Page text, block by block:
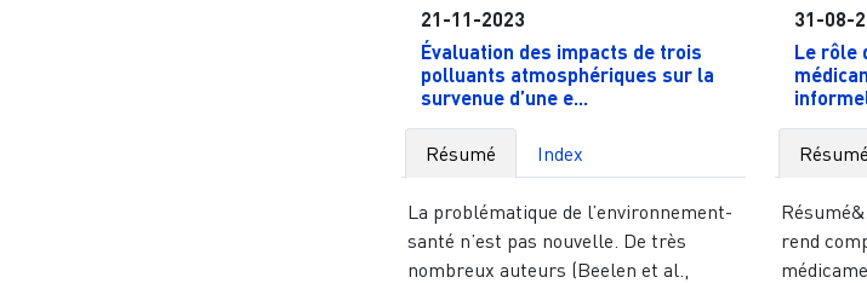
21-11-2023
Évaluation des impacts de trois
polluants atmosphériques sur la
survenue d’une e...
Résumé Index
La problématique de l’environnement-
santé n’est pas nouvelle. De très
nombreux auteurs (Beelen et al.,
31-08-
Le rôle
Résumé
rend